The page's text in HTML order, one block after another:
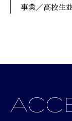
事業／高校生